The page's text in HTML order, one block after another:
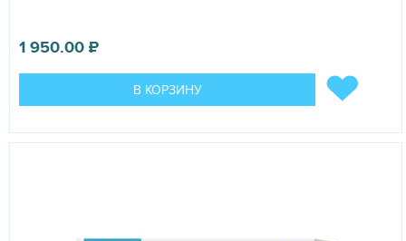
1 950.00₽
В КОРЗИНУ